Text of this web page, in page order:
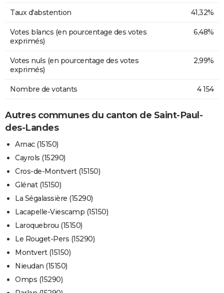
Taux d'abstention 41,32%
Votes blancs (en pourcentage des votes
exprimés)
6,48%
Votes nuls (en pourcentage des votes
exprimés)
2,99%
Nombre de votants 4 154
Autres communes du canton de Saint-Paul-
des-Landes
Arnac (15150)
Cayrols (15290)
Cros-de-Montvert (15150)
Glénat (15150)
La Ségalassière (15290)
Lacapelle-Viescamp (15150)
Laroquebrou (15150)
Le Rouget-Pers (15290)
Montvert (15150)
Nieudan (15150)
Omps (15290)